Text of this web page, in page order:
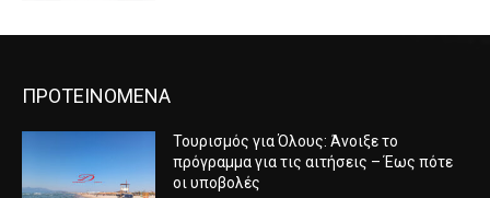
ΠΡΟΤΕΙΝΟΜΕΝΑ
Τουρισμός για Όλους: Άνοιξε το
πρόγραμμα για τις αιτήσεις – Έως πότε
οι υποβολές